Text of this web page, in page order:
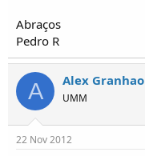
Abraços
Pedro R
A Alex Granhao
UMM
22 Nov 2012